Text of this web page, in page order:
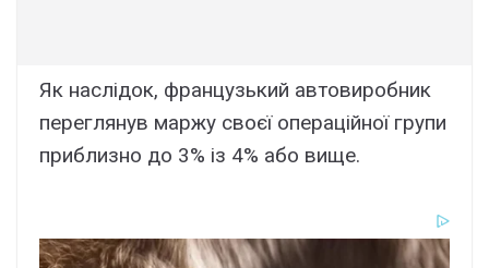
Як наслідок, французький автовиробник
переглянув маржу своєї операційної групи
приблизно до 3% із 4% або вище.